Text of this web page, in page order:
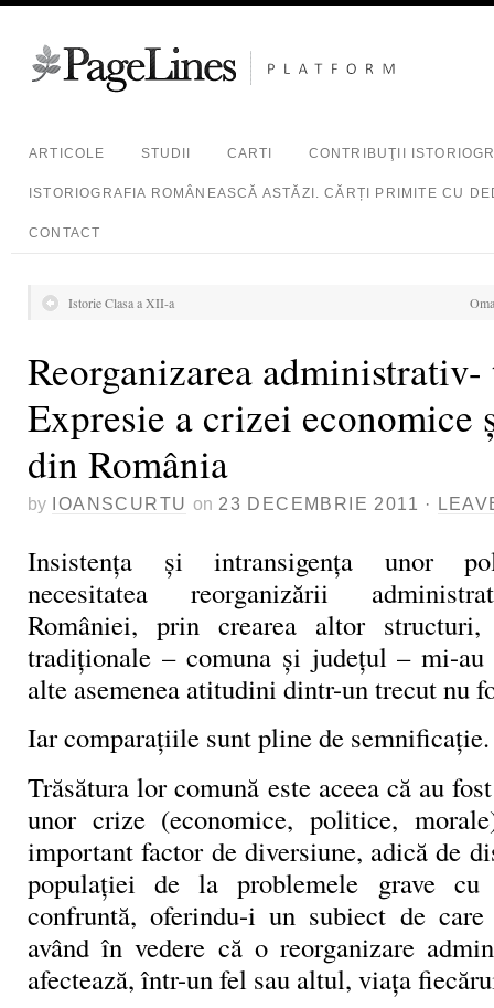
ARTICOLE STUDII CARTI CONTRIBUŢII
ISTORIOGRAFIA ROMÂNEASCĂ ASTĂZI. CĂRȚI PRIMITE CU
CONTACT
Istorie Clasa a XII-a
Reorganizarea
Expresie a crizei economice
din România
by IOANSCURTU on 23 DECEMBRIE 2011 ·
Insistenţa şi intransigenţa unor
necesitatea reorganizării
României, prin crearea altor
tradiţionale – comuna şi judeţul – mi-
alte asemenea atitudini dintr-un trecut nu
Iar comparaţiile sunt pline de semnificaţie.
Trăsătura lor comună este aceea că au
unor crize (economice, politice,
important factor de diversiune, adică de
populaţiei de la problemele grave cu
confruntă, oferindu-i un subiect de care
având în vedere că o reorganizare
afectează, într-un fel sau altul, viaţa